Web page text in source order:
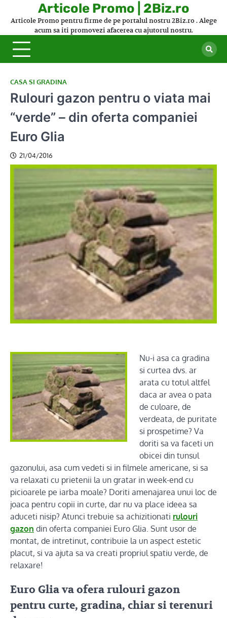
Articole Promo | 2Biz.ro
Articole Promo pentru firme de pe portalul nostru 2Biz.ro . Alege
acum sa iti promovezi afacerea cu ajutorul nostru.
CASA SI GRADINA
Rulouri gazon pentru o viata mai
“verde” – din oferta companiei
Euro Glia
21/04/2016
Nu-i asa ca gradina
si curtea dvs. ar
arata cu totul altfel
daca ar avea o pata
de culoare, de
verdeata, de puritate
si prospetime? Va
doriti sa va faceti un
obicei din tunsul
gazonului, asa cum vedeti si in filmele americane, si sa
va relaxati cu prietenii la un gratar in week-end cu
picioarele pe iarba moale? Doriti amenajarea unui loc de
joaca pentru copii in curte, dar nu va place ideea sa
aduceti nisip? Atunci trebuie sa achizitionati rulouri
gazon din oferta companiei Euro Glia. Sunt usor de
montat, de intretinut, contribuie la un aspect estetic
placut, si va ajuta sa va creati propriul spatiu verde, de
relaxare!
Euro Glia va ofera rulouri gazon
pentru curte, gradina, chiar si terenuri